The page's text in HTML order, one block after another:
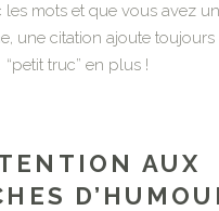
les mots et que vous avez
une citation ajoute toujours
“petit truc” en plus !
AUX